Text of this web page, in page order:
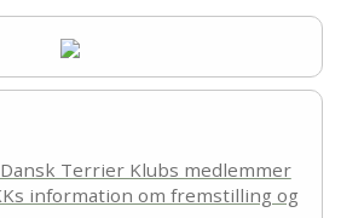
Terrier Klubs medlemmer
information om fremstilling og